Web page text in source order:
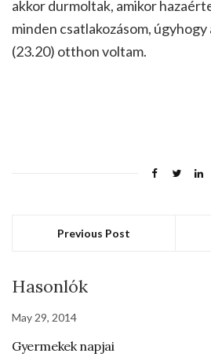
akkor durmoltak, amikor
minden csatlakozásom,
(23.20) otthon voltam.
Previous Post
Hasonlók
May 29, 2014
Gyermekek napjai